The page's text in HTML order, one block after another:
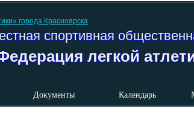
спортивная
легкой
Документы Календарь